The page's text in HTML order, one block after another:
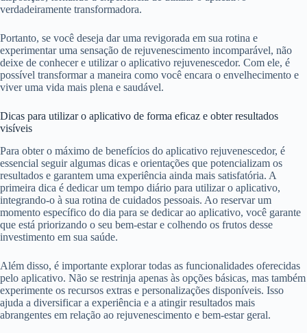
verdadeiramente transformadora.
Portanto, se você deseja dar uma revigorada em sua rotina e
experimentar uma sensação de rejuvenescimento incomparável, não
deixe de conhecer e utilizar o aplicativo rejuvenescedor. Com ele, é
possível transformar a maneira como você encara o envelhecimento e
viver uma vida mais plena e saudável.
Dicas para utilizar o aplicativo de forma eficaz e obter resultados
visíveis
Para obter o máximo de benefícios do aplicativo rejuvenescedor, é
essencial seguir algumas dicas e orientações que potencializam os
resultados e garantem uma experiência ainda mais satisfatória. A
primeira dica é dedicar um tempo diário para utilizar o aplicativo,
integrando-o à sua rotina de cuidados pessoais. Ao reservar um
momento específico do dia para se dedicar ao aplicativo, você garante
que está priorizando o seu bem-estar e colhendo os frutos desse
investimento em sua saúde.
Além disso, é importante explorar todas as funcionalidades oferecidas
pelo aplicativo. Não se restrinja apenas às opções básicas, mas também
experimente os recursos extras e personalizações disponíveis. Isso
ajuda a diversificar a experiência e a atingir resultados mais
abrangentes em relação ao rejuvenescimento e bem-estar geral.